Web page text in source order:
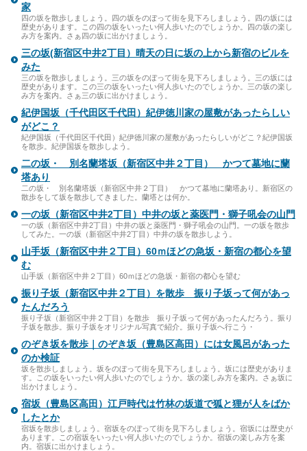
家
四の坂を散歩しましょう。四の坂をのぼって街を見下ろしましょう。四の坂には
歴史があります。この四の坂をいったい何人歩いたのでしょうか。四の坂の楽し
み方を案内。さぁ四の坂に出かけましょう。
三の坂(新宿区中井2丁目）晴天の日に坂の上から新宿のビルを
みた
三の坂を散歩しましょう。三の坂をのぼって街を見下ろしましょう。三の坂には
歴史があります。この三の坂をいったい何人歩いたのでしょうか。三の坂の楽し
み方を案内。さぁ三の坂に出かけましょう。
紀伊国坂（千代田区千代田）紀伊徳川家の屋敷があったらしい
がどこ？
紀伊国坂（千代田区千代田）紀伊徳川家の屋敷があったらしいがどこ？紀伊国坂
を散歩。紀伊国坂を散歩しよう。
二の坂・ 別名蘭塔坂（新宿区中井２丁目） かつて墓地に蘭
塔あり
二の坂・ 別名蘭塔坂（新宿区中井２丁目） かつて墓地に蘭塔あり。新宿区の
散歩をして坂を散歩してきました。蘭塔とは何か。
一の坂（新宿区中井2丁目）中井の坂と薬医門・獅子吼会の山門
一の坂（新宿区中井2丁目）中井の坂と薬医門・獅子吼会の山門。一の坂を散歩
してみた。一の坂（新宿区中井2丁目）中井の坂を散歩しよう。
山手坂（新宿区中井２丁目）60ｍほどの急坂・新宿の都心を望
む
山手坂（新宿区中井２丁目）60ｍほどの急坂・新宿の都心を望む
振り子坂（新宿区中井２丁目）を散歩 振り子坂って何があっ
たんだろう
振り子坂（新宿区中井２丁目）を散歩 振り子坂って何があったんだろう。振り
子坂を散歩。振り子坂をオリジナル写真で紹介。振り子坂へ行こう・
のぞき坂を散歩｜のぞき坂（豊島区高田）には女風呂があった
のか検証
坂を散歩しましょう。坂をのぼって街を見下ろしましょう。坂には歴史がありま
す。この坂をいったい何人歩いたのでしょうか。坂の楽しみ方を案内。さぁ坂に
出かけましょう。
宿坂（豊島区高田）江戸時代は竹林の坂道で狐と狸が人をばか
したとか
宿坂を散歩しましょう。宿坂をのぼって街を見下ろしましょう。宿坂には歴史が
あります。この宿坂をいったい何人歩いたのでしょうか。宿坂の楽しみ方を案
内。宿坂に出かけましょう。